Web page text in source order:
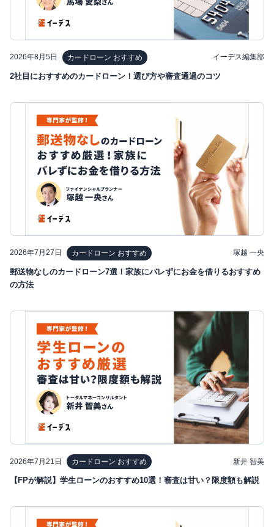
2026年8月5日 カードローン おすすめ イーデス編集部
2社目におすすめのカードローン！選び方や審査通過のコツ
2026年7月27日 カードローン おすすめ 塚越 一央
郵送物なしのカードローン7選！家族にバレずにお金を借りるおすすめ
の方法
2026年7月21日 カードローン おすすめ 新井 智美
【FPが解説】学生ローンのおすすめ10選！審査は甘い？限度額も解説